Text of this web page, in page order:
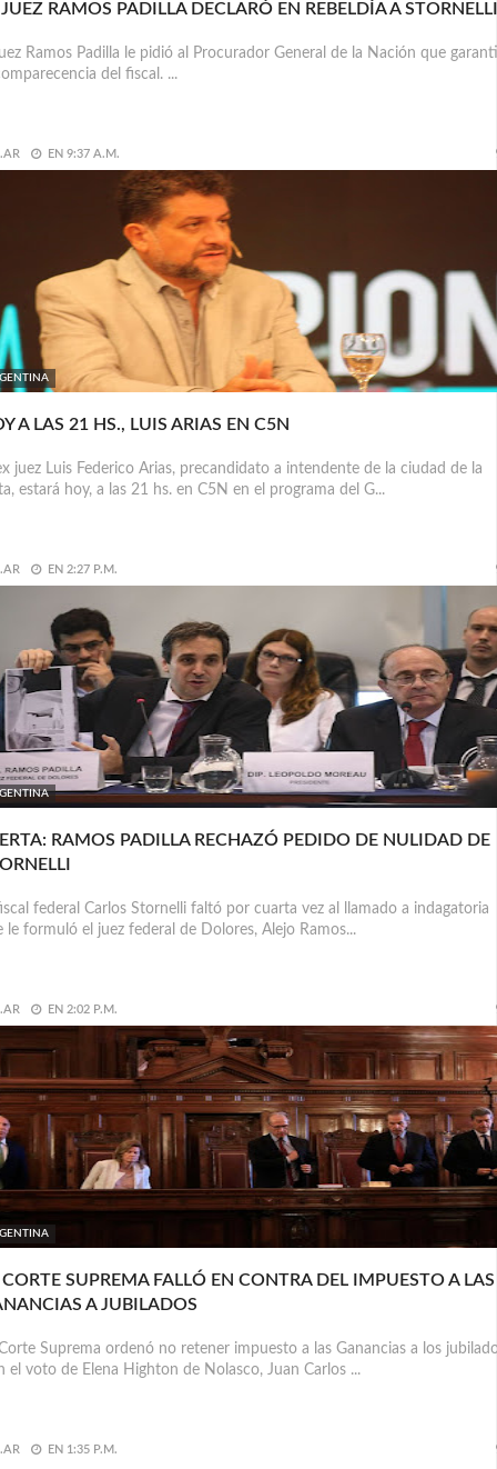
RAMOS PADILLA DECLARÓ EN REBELDÍA A STORNELLI
Ramos Padilla le pidió al Procurador General de la Nación que
del fiscal. ...
EN 9:37 A.M.
A LAS 21 HS., LUIS ARIAS EN C5N
juez Luis Federico Arias, precandidato a intendente de la ciudad de la
estará hoy, a las 21 hs. en C5N en el programa del G...
EN 2:27 P.M.
RAMOS PADILLA RECHAZÓ PEDIDO DE NULIDAD DE
federal Carlos Stornelli faltó por cuarta vez al llamado a indagatoria
le formuló el juez federal de Dolores, Alejo Ramos...
EN 2:02 P.M.
SUPREMA FALLÓ EN CONTRA DEL IMPUESTO A LAS
A JUBILADOS
Suprema ordenó no retener impuesto a las Ganancias a los
el voto de Elena Highton de Nolasco, Juan Carlos ...
EN 1:35 P.M.